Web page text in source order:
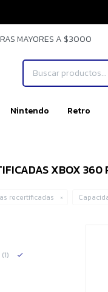
Nintendo Retro
MAYORES A $3000
XBOX 360
recertificadas
(1)